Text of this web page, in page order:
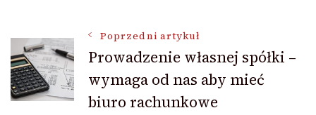
Nawigacja
wpisu
Poprzedni artykuł
Prowadzenie własnej spółki –
wymaga od nas aby mieć
biuro rachunkowe